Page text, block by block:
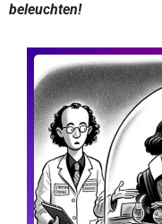
beleuchten!